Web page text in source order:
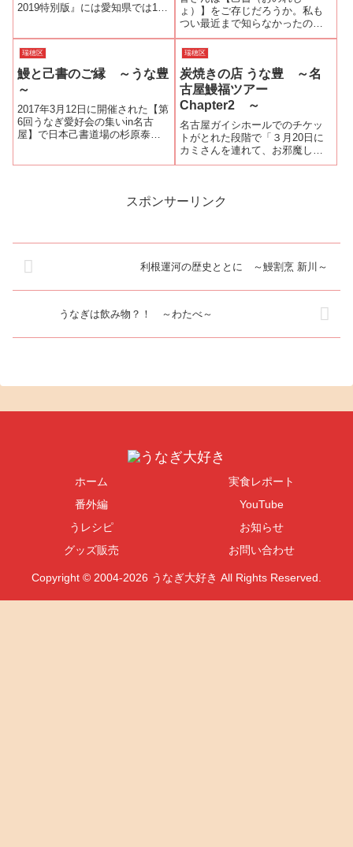
2019特別版』には愛知県では11
シュランの基準を満たした料理
としてミシュランプレートに掲
載されま...
ょ）】をご存じだろうか。私も
つい最近まで知らなかったのだ
が、知らずに目にしていたので
ある。己書とは◆己(おのれ)の書
自分だけの書。オンリーワンの
書の事です。◆書道・習字など
と全く異なり書き方・書き順な
ど、条件にとらわ...
瑞穂区
鰻と己書のご縁 ～うな豊
～
2017年3月12日に開催された【第
6回うなぎ愛好会の集いin名古
屋】で日本己書道場の杉原泰師
座へ通い始めた。最初は多くの
瑞穂区
炭焼きの店 うな豊 ～名
古屋鰻福ツアー
Chapter2 ～
名古屋ガイシホールでのチケッ
トがとれた段階で「３月20日に
カミさんを連れて、お邪魔しま
す」と『うな豊』さんの服部公
んの最寄り駅・瑞穂運動場西駅
スポンサーリンク
利根運河の歴史ととに ～鰻割烹 新川～
うなぎは飲み物？！ ～わたべ～
ホーム
実食レポート
番外編
YouTube
うレシピ
お知らせ
グッズ販売
お問い合わせ
Copyright © 2004-2026 うなぎ大好き All Rights Reserved.